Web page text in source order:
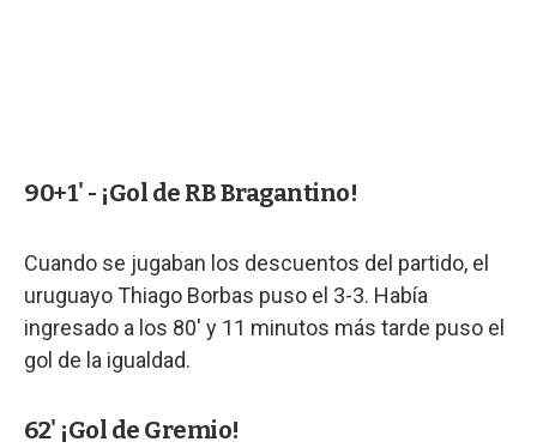
90+1' - ¡Gol de RB Bragantino!
Cuando se jugaban los descuentos del partido, el
uruguayo Thiago Borbas puso el 3-3. Había
ingresado a los 80' y 11 minutos más tarde puso el
gol de la igualdad.
62' ¡Gol de Gremio!